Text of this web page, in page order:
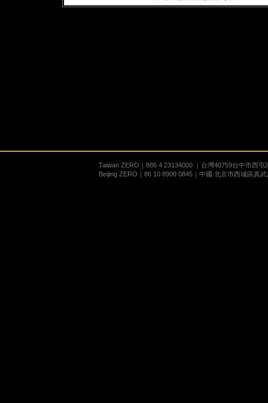
Taiwan ZERO｜886 4 23134000 ｜台灣40759台中市西屯
Beijing ZERO｜86 10 8900 0845｜中國‧北京市西城區真